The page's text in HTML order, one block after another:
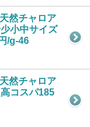
然チャロア
小中サイズ
/g-46
然チャロア
コスパ185